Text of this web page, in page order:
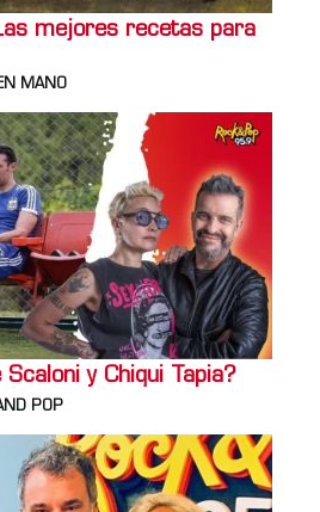
mejores recetas para
MANO
y Chiqui Tapia?
POP